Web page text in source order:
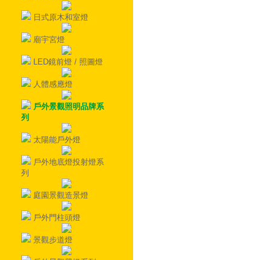
日式原木和室燈
廟宇宮燈
LED鏡前燈 / 照圖燈
人體感應燈
戶外景觀照明品牌系
列
太陽能戶外燈
戶外地底燈投射燈系
列
庭園景觀造景燈
戶外門柱頭燈
景觀步道燈